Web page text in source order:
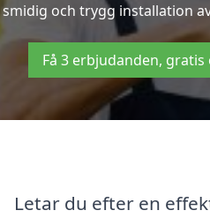
smidig och trygg installation
Få 3 erbjudanden,
Letar du efter en